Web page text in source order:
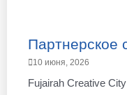
Партнерское
10 июня, 2026
Fujairah Creative